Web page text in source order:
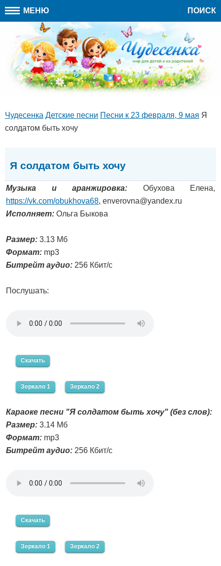
МЕНЮ ПОИСК
Чудесенка Детские песни Песни к 23 февраля, 9 мая Я
солдатом быть хочу
Я солдатом быть хочу
Музыка и аранжировка: Обухова Елена,
https://vk.com/obukhova68, enverovna@yandex.ru
Исполняет: Ольга Быкова
Размер: 3.13 Мб
Формат: mp3
Битрейт аудио: 256 Кбит/с
Послушать:
Скачать
Зеркало 1 Зеркало 2
Караоке песни "Я солдатом быть хочу" (без слов):
Размер: 3.14 Мб
Формат: mp3
Битрейт аудио: 256 Кбит/с
Скачать
Зеркало 1 Зеркало 2